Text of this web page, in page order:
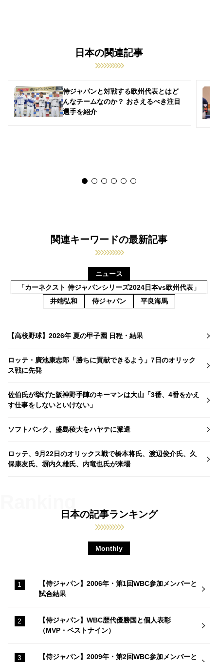
日本の関連記事
侍ジャパンと対戦する欧州代表とはど
んなチームなのか？ おさえるべき注目
選手を紹介
関連キーワードの最新記事
ニュース
「カーネクスト 侍ジャパンシリーズ2024日本vs欧州代表」
井端弘和
侍ジャパン 平良海馬
【高校野球】2026年 夏の甲子園 日程・結果
ロッテ・廣池康志郎「勝ちに貢献できるよう」7日のオリック
ス戦に先発
佐伯氏が挙げた阪神野手陣のキーマンは大山「3番、4番をかえ
す仕事をしないといけない」
ソフトバンク、盛島稜大をハヤテに派遣
ロッテ、9月22日のオリックス戦で橋本将氏、渡辺俊介氏、久
保康友氏、塀内久雄氏、内竜也氏が来場
日本の記事ランキング
Monthly
【侍ジャパン】2006年・第1回WBC参加メンバーと
試合結果
【侍ジャパン】WBC歴代優勝国と個人表彰
（MVP・ベストナイン）
【侍ジャパン】2009年・第2回WBC参加メンバーと